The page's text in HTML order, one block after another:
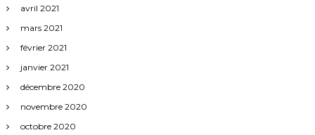
avril 2021
mars 2021
février 2021
janvier 2021
décembre 2020
novembre 2020
octobre 2020